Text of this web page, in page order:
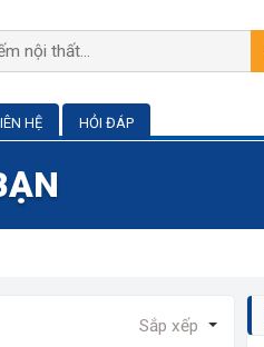
HỆ HỎI ĐÁP
Sắp xếp